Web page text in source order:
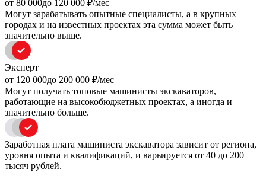
oт 80 000до 120 000 ₽/мес
Могут зарабатывать опытные специалисты, а в крупных
городах и на известных проектах эта сумма может быть
значительно выше.
Эксперт
oт 120 000до 200 000 ₽/мес
Могут получать топовые машинисты экскаваторов,
работающие на высокобюджетных проектах, а иногда и
значительно больше.
Заработная плата машиниста экскаватора зависит от региона,
уровня опыта и квалификаций, и варьируется от 40 до 200
тысяч рублей.